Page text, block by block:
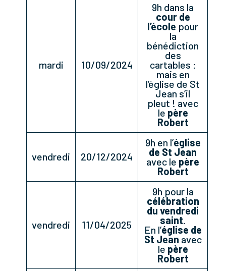
mardi 10/09/2024
9h dans la
cour de
l’école pour
la
bénédiction
des
cartables :
mais en
l’église de St
Jean s’il
pleut ! avec
le père
Robert
vendredi 20/12/2024
9h en l’église
de St Jean
avec le père
Robert
vendredi 11/04/2025
9h pour la
célébration
du vendredi
saint.
En l’église de
St Jean avec
le père
Robert